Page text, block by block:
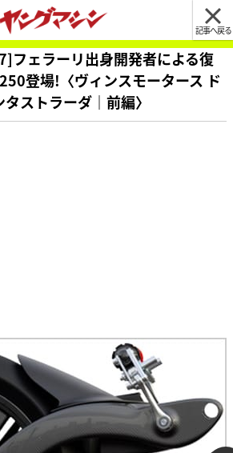
記事へ戻る
フェラーリ出身開発者による復
登場!〈ヴィンスモータース ド
ストラーダ｜前編〉